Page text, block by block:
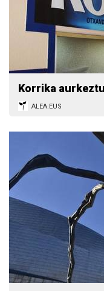
Korrika
ALEA.EUS